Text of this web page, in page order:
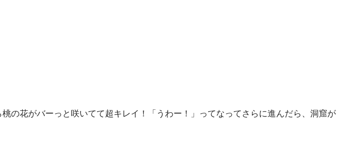
の花がバーっと咲いてて超キレイ！「うわー！」ってなってさらに進んだら、洞窟が